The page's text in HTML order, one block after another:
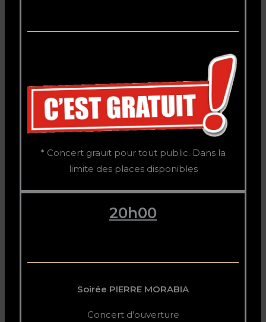
* Concert grauit pour tout public. Dans la
limite des places disponibles
20h00
Soirée PIERRE MORABIA
Concert d’ouverture